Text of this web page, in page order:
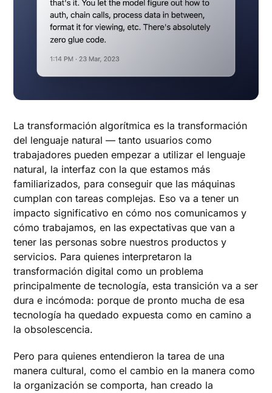
La transformación algorítmica es la transformación
del lenguaje natural — tanto usuarios como
trabajadores pueden empezar a utilizar el lenguaje
natural, la interfaz con la que estamos más
familiarizados, para conseguir que las máquinas
cumplan con tareas complejas. Eso va a tener un
impacto significativo en cómo nos comunicamos y
cómo trabajamos, en las expectativas que van a
tener las personas sobre nuestros productos y
servicios. Para quienes interpretaron la
transformación digital como un problema
principalmente de tecnología, esta transición va a ser
dura e incómoda: porque de pronto mucha de esa
tecnología ha quedado expuesta como en camino a
la obsolescencia.
Pero para quienes entendieron la tarea de una
manera cultural, como el cambio en la manera como
la organización se comporta, han creado la